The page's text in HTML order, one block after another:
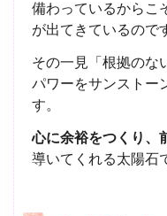
備わっているからこ
が出てきているので
その一見「根拠のな
パワーをサンストー
す。
心に余裕をつくり、
導いてくれる太陽石